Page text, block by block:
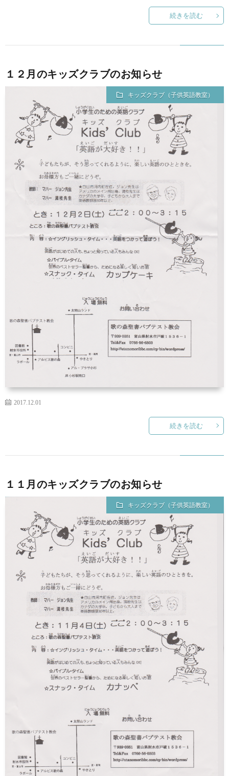
続きを読む
１２月のキッズクラブのお知らせ
キッズクラブ（子供英語教室）
2017.12.01
続きを読む
１１月のキッズクラブのお知らせ
キッズクラブ（子供英語教室）